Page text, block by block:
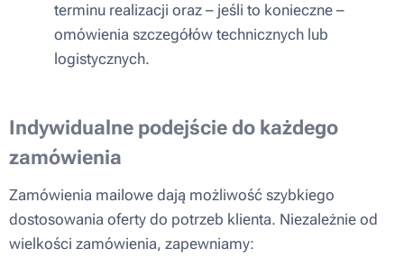
terminu realizacji oraz – jeśli to konieczne –
omówienia szczegółów technicznych lub
logistycznych.
Indywidualne podejście do każdego
zamówienia
Zamówienia mailowe dają możliwość szybkiego
dostosowania oferty do potrzeb klienta. Niezależnie od
wielkości zamówienia, zapewniamy: